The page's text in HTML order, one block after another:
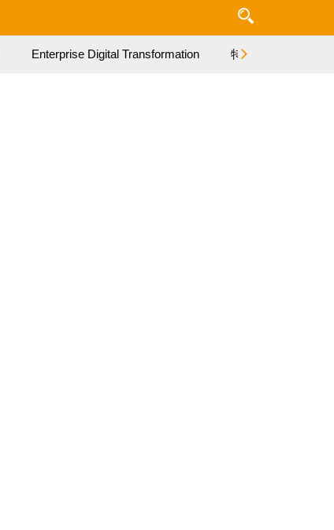
Enterprise Digital Transformation 特集